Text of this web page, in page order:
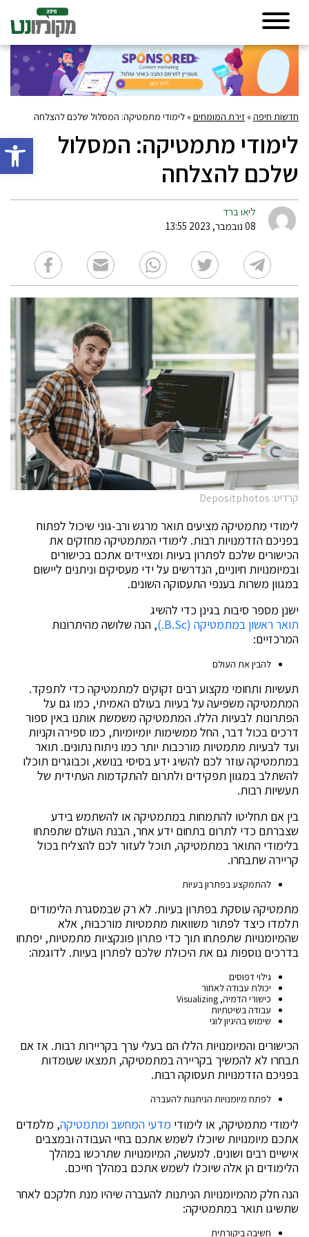
פתח
חדשות חיפה» זירת המומחים» לימודי מתמטיקה: המסלול שלכם להצלחה
לימודי מתמטיקה: המסלול
שלכם להצלחה
ליאו ברד
08 נובמבר, 2023 13:55
קרדיט: Depositphotos
לימודי מתמטיקה מציעים תואר מרגש ורב-גוני שיכול לפתוח
בפניכם הזדמנויות רבות. לימודי המתמטיקה מחזקים את
הכישורים שלכם לפתרון בעיות ומציידים אתכם בכישורים
ובמיומנויות חיוניים, הנדרשים על ידי מעסיקים וניתנים ליישום
במגוון משרות בענפי התעסוקה השונים.
ישנן מספר סיבות בגינן כדי להשיג
תואר ראשון במתמטיקה (B.Sc.)
, הנה שלושה מהיתרונות
המרכזיים:
להבין את העולם
תעשיות ותחומי מקצוע רבים זקוקים למתמטיקה כדי לתפקד.
המתמטיקה משפיעה על בעיות בעולם האמיתי, כמו גם על
הפתרונות לבעיות הללו. המתמטיקה משמשת אותנו באין ספור
דרכים בכול דבר, החל ממשימות יומיומיות, כמו ספירה וקניות
ועד לבעיות מתמטיות מורכבות יותר כמו ניתוח נתונים. תואר
במתמטיקה עוזר לכם להשיג ידע בסיסי בנושא, וכבוגרים תוכלו
להשתלב במגוון תפקידים ולתרום להתקדמות העתידית של
תעשיות רבות.
בין אם תחליטו להתמחות במתמטיקה או להשתמש בידע
שצברתם כדי לתרום בתחום ידע אחר, הבנת העולם שתפתחו
בלימודי התואר במתמטיקה, תוכל לעזור לכם להצליח בכול
קריירה שתבחרו.
להתמקצע בפתרון בעיות
מתמטיקה עוסקת בפתרון בעיות. לא רק שבמסגרת הלימודים
תלמדו כיצד לפתור משוואות מתמטיות מורכבות, אלא
שהמיומנויות שתפתחו תוך כדי פתרון פונקציות מתמטיות, יפתחו
בדרכים נוספות גם את היכולת שלכם לפתרון בעיות. לדוגמה:
גילוי דפוסים
יכולת עבודה לאחור
כישורי הדמיה, Visualizing
עבודה בשיטתיות
שימוש בהיגיון לוגי
הכישורים והמיומנויות הללו הם בעלי ערך בקריירות רבות. אז אם
תבחרו לא להמשיך בקריירה במתמטיקה, תמצאו שעומדות
בפניכם הזדמנויות תעסוקה רבות.
לפתח מיומנויות הניתנות להעברה
לימודי מתמטיקה, או לימודי מדעי המחשב ומתמטיקה, מלמדים
אתכם מיומנויות שיוכלו לשמש אתכם בחיי העבודה ובמצבים
אישיים רבים ושונים. למעשה, המיומנויות שתרכשו במהלך
הלימודים הן אלה שיוכלו לשמש אתכם במהלך חייכם.
הנה חלק מהמיומנויות הניתנות להעברה שיהיו מנת חלקכם לאחר
שתשיגו תואר במתמטיקה:
חשיבה ביקורתית